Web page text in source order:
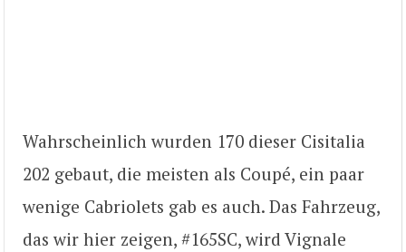
Wahrscheinlich wurden 170 dieser Cisitalia
202 gebaut, die meisten als Coupé, ein paar
wenige Cabriolets gab es auch. Das Fahrzeug,
das wir hier zeigen, #165SC, wird Vignale